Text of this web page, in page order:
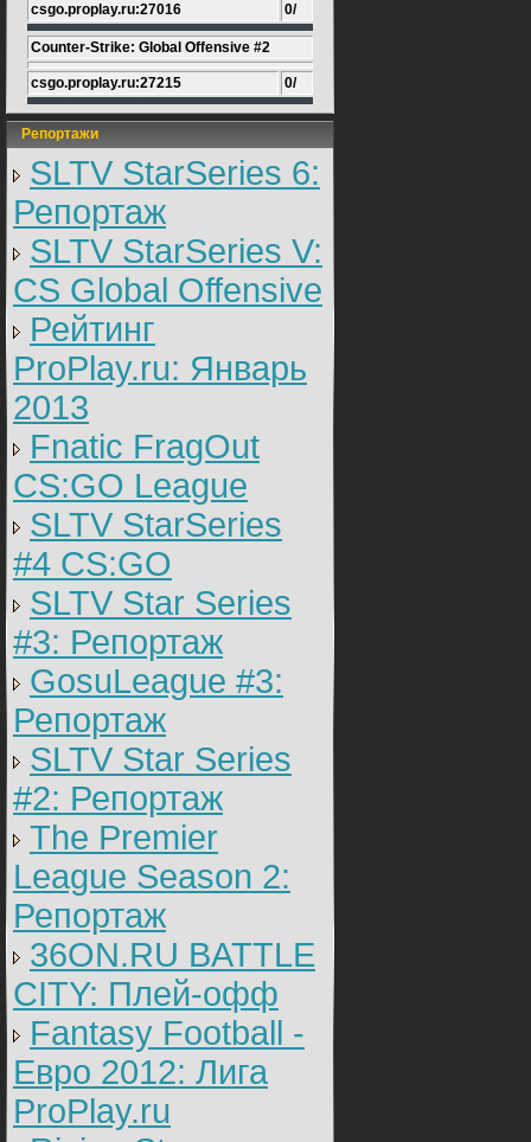
csgo.proplay.ru:27016 0/
Counter-Strike: Global Offensive #2
csgo.proplay.ru:27215 0/
Репортажи
SLTV StarSeries 6:
Репортаж
SLTV StarSeries V:
CS Global Offensive
Рейтинг
ProPlay.ru: Январь
2013
Fnatic FragOut
CS:GO League
SLTV StarSeries
#4 CS:GO
SLTV Star Series
#3: Репортаж
GosuLeague #3:
Репортаж
SLTV Star Series
#2: Репортаж
The Premier
League Season 2:
Репортаж
36ON.RU BATTLE
CITY: Плей-офф
Fantasy Football -
Евро 2012: Лига
ProPlay.ru